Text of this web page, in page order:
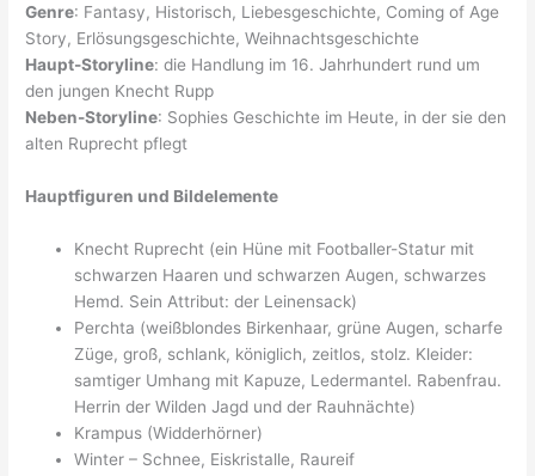
Genre: Fantasy, Historisch, Liebesgeschichte, Coming of Age
Story, Erlösungsgeschichte, Weihnachtsgeschichte
Haupt-Storyline: die Handlung im 16. Jahrhundert rund um
den jungen Knecht Rupp
Neben-Storyline: Sophies Geschichte im Heute, in der sie den
alten Ruprecht pflegt
Hauptfiguren und Bildelemente
Knecht Ruprecht (ein Hüne mit Footballer-Statur mit
schwarzen Haaren und schwarzen Augen, schwarzes
Hemd. Sein Attribut: der Leinensack)
Perchta (weißblondes Birkenhaar, grüne Augen, scharfe
Züge, groß, schlank, königlich, zeitlos, stolz. Kleider:
samtiger Umhang mit Kapuze, Ledermantel. Rabenfrau.
Herrin der Wilden Jagd und der Rauhnächte)
Krampus (Widderhörner)
Winter – Schnee, Eiskristalle, Raureif